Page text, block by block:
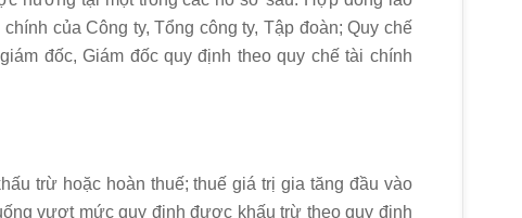
của Công ty, Tổng công ty, Tập đoàn; Quy chế
đốc, Giám đốc quy định theo quy chế tài chính
trừ hoặc hoàn thuế; thuế giá trị gia tăng đầu vào
vượt mức quy định được khấu trừ theo quy định